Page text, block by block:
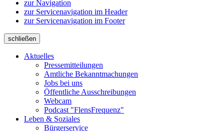
zur Navigation
zur Servicenavigation im Header
zur Servicenavigation im Footer
schließen
Aktuelles
Pressemitteilungen
Amtliche Bekanntmachungen
Jobs bei uns
Öffentliche Ausschreibungen
Webcam
Podcast "FlensFrequenz"
Leben & Soziales
Bürgerservice